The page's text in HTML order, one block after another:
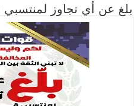
بلغ عن أي تجاوز لمنتسبي